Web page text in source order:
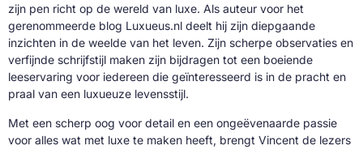
zijn pen richt op de wereld van luxe. Als auteur voor het
gerenommeerde blog Luxueus.nl deelt hij zijn diepgaande
inzichten in de weelde van het leven. Zijn scherpe observaties en
verfijnde schrijfstijl maken zijn bijdragen tot een boeiende
leeservaring voor iedereen die geïnteresseerd is in de pracht en
praal van een luxueuze levensstijl.
Met een scherp oog voor detail en een ongeëvenaarde passie
voor alles wat met luxe te maken heeft, brengt Vincent de lezers